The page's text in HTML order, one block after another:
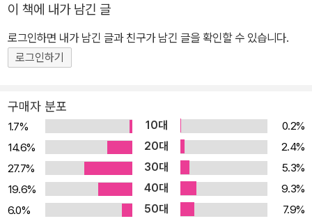
녀는 원래 시청西城 징지다오京畿道에 살았다. 아버지는 여느 기하
인들(만주족)처럼 딱히 하는 일 없이 세월을 보냈고 10살 이상 많은
오빠는 아마추어 희곡 배우였다. 룽얼은 열세 살에 황궁에 들어와 저
열여덟 살 되던 해에 서태후의 명으로 류 씨 성인 태감에게 시집을 갔
다. 그는 서태후의 심복이었던 환관 리롄잉의 양아들로 베이츠쯔北
池子에 살면서 광서제의 이발을 담당하던 환관이었다. 그러나 불구
덩이에 빠진 것이나 다름없는 혼인생활 속에서 1년도 채 못 되어 태후
를 그리워했고 다시 궁으로 들어가기를 청했다. 다행히 서태후의 특
별허가를 받아 궁으로 돌아왔는데 이것은 청대에 매우 드문 일이었
이 책에 내가 남긴 글
로그인하면 내가 남긴 글과 친구가 남긴 글을 확인할 수 있습니다.
로그인하기
구매자 분포
1.7% 10대
0.2%
14.6%
20대
2.4%
27.7%
30대
5.3%
19.6%
40대
9.3%
6.0%
50대
7.9%